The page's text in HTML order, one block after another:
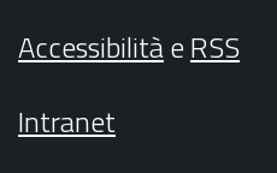
AccessibilitàeRSS
Intranet